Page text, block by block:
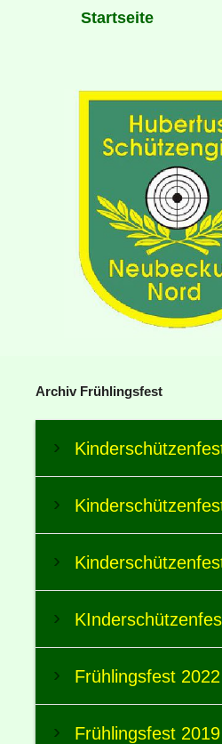
Startseite
Archiv Frühlingsfest
Frühlingsfest 2022
Frühlingsfest 2019